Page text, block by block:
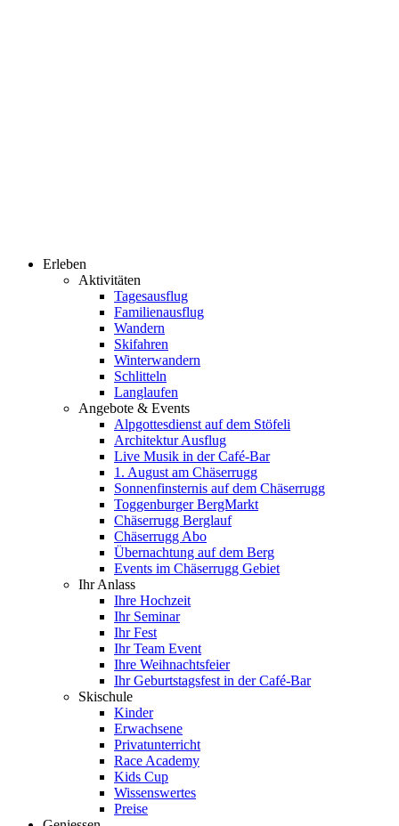
Erleben
Aktivitäten
Tagesausflug
Familienausflug
Wandern
Skifahren
Winterwandern
Schlitteln
Langlaufen
Angebote & Events
Alpgottesdienst auf dem Stöfeli
Architektur Ausflug
Live Musik in der Café-Bar
1. August am Chäserrugg
Sonnenfinsternis auf dem Chäserrugg
Toggenburger BergMarkt
Chäserrugg Berglauf
Chäserrugg Abo
Übernachtung auf dem Berg
Events im Chäserrugg Gebiet
Ihr Anlass
Ihre Hochzeit
Ihr Seminar
Ihr Fest
Ihr Team Event
Ihre Weihnachtsfeier
Ihr Geburtstagsfest in der Café-Bar
Skischule
Kinder
Erwachsene
Privatunterricht
Race Academy
Kids Cup
Wissenswertes
Preise